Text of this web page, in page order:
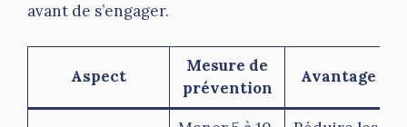
avant de s’engager.
Aspect
Mesure de
prévention
Avantage